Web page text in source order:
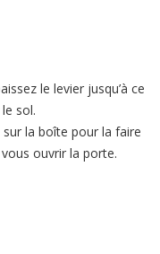
le levier jusqu’à ce
sol.
la boîte pour la faire
ouvrir la porte.